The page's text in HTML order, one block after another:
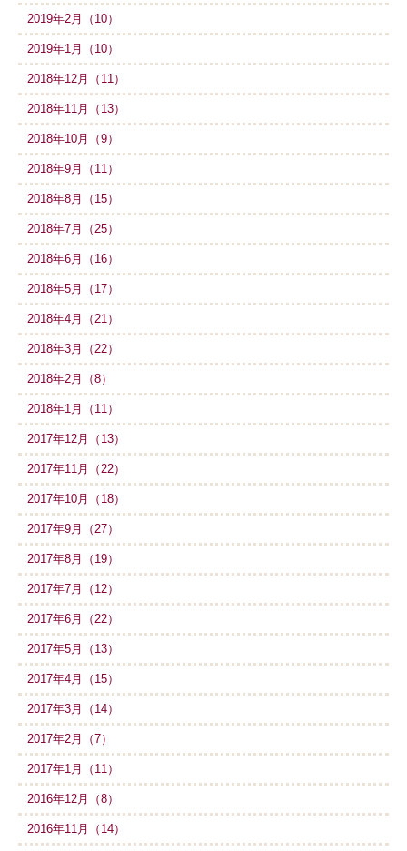
2019年2月（10）
2019年1月（10）
2018年12月（11）
2018年11月（13）
2018年10月（9）
2018年9月（11）
2018年8月（15）
2018年7月（25）
2018年6月（16）
2018年5月（17）
2018年4月（21）
2018年3月（22）
2018年2月（8）
2018年1月（11）
2017年12月（13）
2017年11月（22）
2017年10月（18）
2017年9月（27）
2017年8月（19）
2017年7月（12）
2017年6月（22）
2017年5月（13）
2017年4月（15）
2017年3月（14）
2017年2月（7）
2017年1月（11）
2016年12月（8）
2016年11月（14）